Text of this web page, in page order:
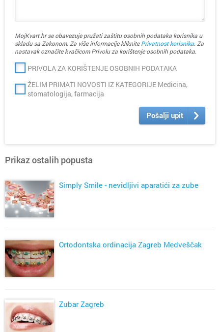
MojKvart.hr se obavezuje pružati zaštitu osobnih podataka korisnika u
skladu sa Zakonom. Za više informacije kliknitePrivatnost korisnika. Za
nastavak označite kvačicom Privolu za korištenje osobnih podataka.
PRIVOLA ZA KORIŠTENJE OSOBNIH PODATAKA
ŽELIM PRIMATI NOVOSTI IZ KATEGORIJE Medicina,
stomatologija, farmacija
Pošalji upit
Prikaz ostalih popusta
Simply Smile - nevidljivi aparatići za zube
Ortodontska ordinacija Zagreb Medveščak
Zubar Zagreb